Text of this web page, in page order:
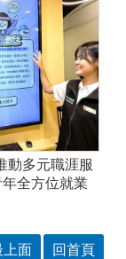
動多元職涯服
全方位就業
上面 回首頁